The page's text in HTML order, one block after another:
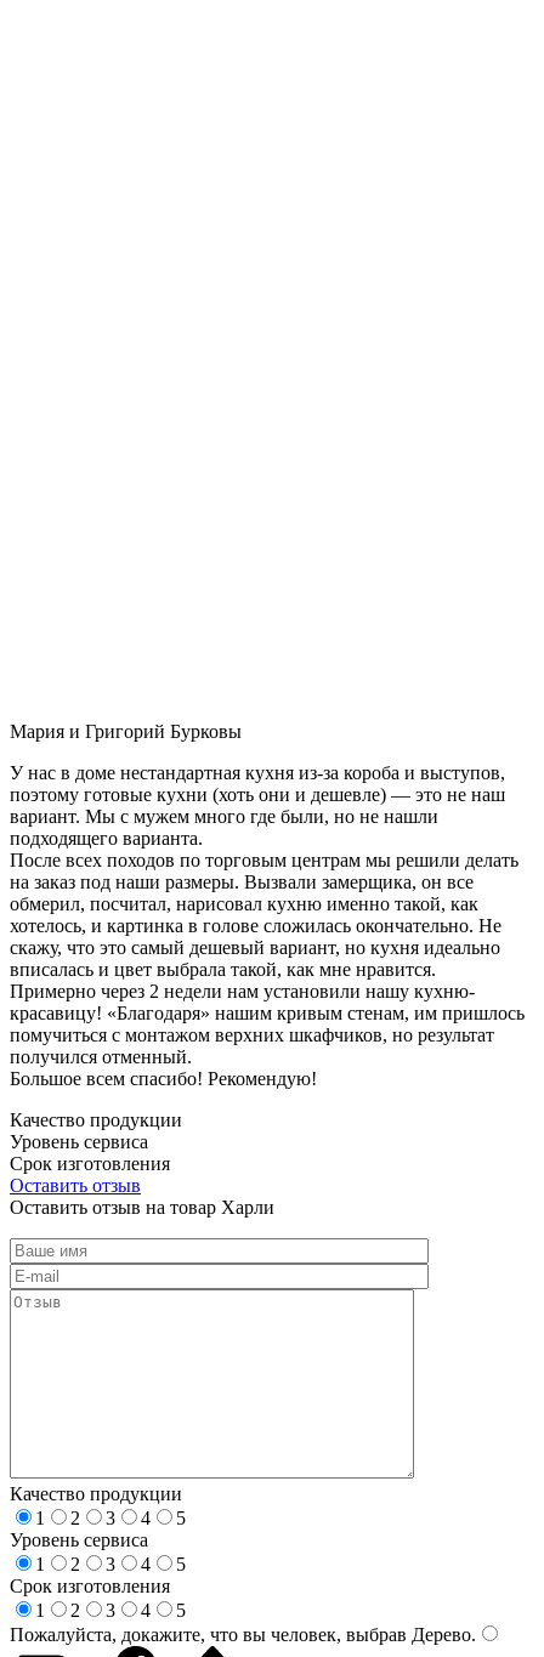
Мария и Григорий Бурковы
У нас в доме нестандартная кухня из-за короба и выступов,
поэтому готовые кухни (хоть они и дешевле) — это не наш
вариант. Мы с мужем много где были, но не нашли
подходящего варианта.
После всех походов по торговым центрам мы решили делать
на заказ под наши размеры. Вызвали замерщика, он все
обмерил, посчитал, нарисовал кухню именно такой, как
хотелось, и картинка в голове сложилась окончательно. Не
скажу, что это самый дешевый вариант, но кухня идеально
вписалась и цвет выбрала такой, как мне нравится.
Примерно через 2 недели нам установили нашу кухню-
красавицу! «Благодаря» нашим кривым стенам, им пришлось
помучиться с монтажом верхних шкафчиков, но результат
получился отменный.
Большое всем спасибо! Рекомендую!
Качество продукции
Уровень сервиса
Срок изготовления
Оставить отзыв
Оставить отзыв на товар Харли
Качество продукции
1
2 3 4
5
Уровень сервиса
1
2 3 4
5
Срок изготовления
1
2 3 4
5
Пожалуйста, докажите, что вы человек, выбрав Дерево.